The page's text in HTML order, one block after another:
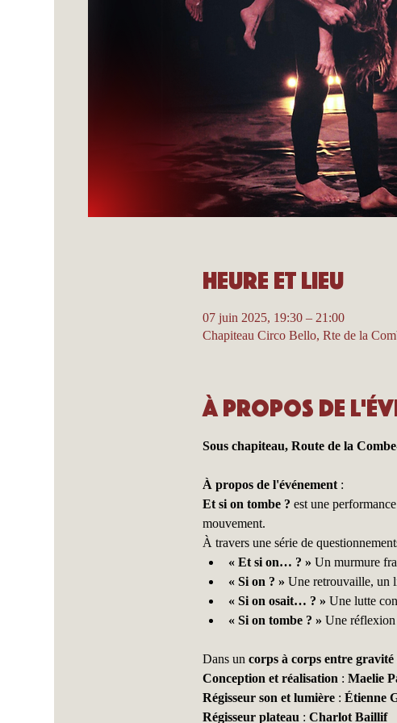
Heure et lieu
07 juin 2025, 19:30 – 21:00
Chapiteau Circo Bello, Rte de la
À propos de
Sous chapiteau, Route de la
À propos de l'événement :
Et si on tombe ? est une
mouvement.
À travers une série de
« Et si on… ? » Un murmure
« Si on ? » Une retrouvaille, un
« Si on osait… ? » Une lutte
« Si on tombe ? » Une réflexion
Dans un corps à corps entre gravité
Conception et réalisation : Maelie
Régisseur son et lumière : Étienne
Régisseur plateau : Charlot Baillif